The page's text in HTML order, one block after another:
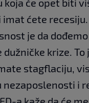
će opet biti
ćete recesiju.
je da
krize. To
stagflaciju,
nezaposlenosti i